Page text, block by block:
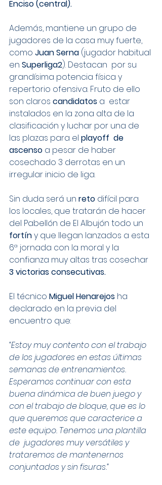
Enciso (central).
Además, mantiene un grupo de
jugadores de la casa muy fuerte,
como Juan Serna (jugador habitual
en Superliga2). Destacan  por su
grandísima potencia física y
repertorio ofensiva. Fruto de ello
son claros candidatos a  estar
instalados en la zona alta de la
clasificación y luchar por una de
las plazas para el playoff  de
ascenso a pesar de haber
cosechado 3 derrotas en un
irregular inicio de liga.
Sin duda será un reto difícil para
los locales, que tratarán de hacer
del Pabellón de El Albujón todo un
fortín y que llegan lanzados a esta
6ª jornada con la moral y la
confianza muy altas tras cosechar
3 victorias consecutivas.
El técnico Miguel Henarejos ha
declarado en la previa del
encuentro que:
“Estoy muy contento con el trabajo
de los jugadores en estas últimas
semanas de entrenamientos.
Esperamos continuar con esta
buena dinámica de buen juego y
con el trabajo de bloque, que es lo
que queremos que caracterice a
este equipo. Tenemos una plantilla
de  jugadores muy versátiles y
trataremos de mantenernos
conjuntados y sin fisuras.”